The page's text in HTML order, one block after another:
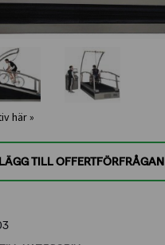
Se leveransalternativ här »
LÄGG TILL OFFERTFÖRFRÅGAN